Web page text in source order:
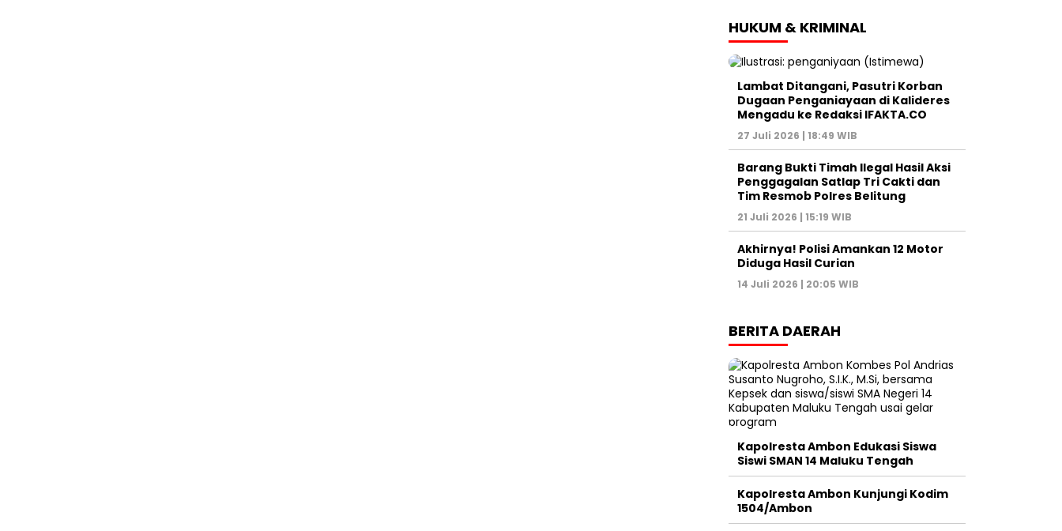
HUKUM & KRIMINAL
Lambat Ditangani, Pasutri Korban
Dugaan Penganiayaan di Kalideres
Mengadu ke Redaksi IFAKTA.CO
27 Juli 2026 | 18:49 WIB
Barang Bukti Timah Ilegal Hasil Aksi
Penggagalan Satlap Tri Cakti dan
Tim Resmob Polres Belitung
21 Juli 2026 | 15:19 WIB
Akhirnya! Polisi Amankan 12 Motor
Diduga Hasil Curian
14 Juli 2026 | 20:05 WIB
BERITA DAERAH
Kapolresta Ambon Edukasi Siswa
Siswi SMAN 14 Maluku Tengah
Kapolresta Ambon Kunjungi Kodim
1504/Ambon